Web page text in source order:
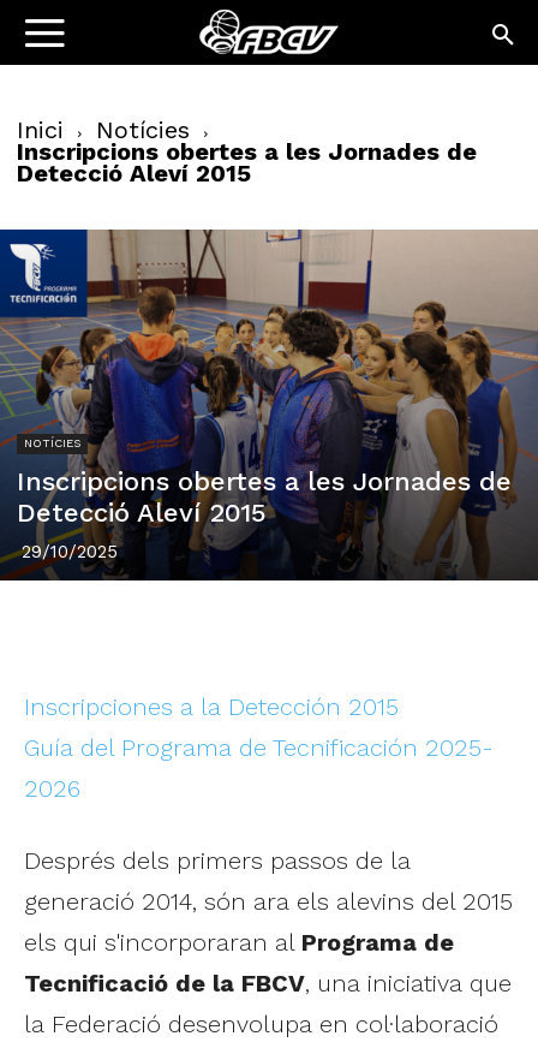
Inici Notícies
Inscripcions obertes a les Jornades de
Detecció Aleví 2015
NOTÍCIES
Inscripcions obertes a les Jornades de
Detecció Aleví 2015
29/10/2025
Inscripciones a la Detección 2015
Guía del Programa de Tecnificación 2025-
2026
Després dels primers passos de la
generació 2014, són ara els alevins del 2015
els qui s'incorporaran al Programa de
Tecnificació de la FBCV, una iniciativa que
la Federació desenvolupa en col·laboració